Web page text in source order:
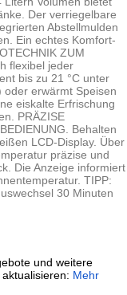
Der verriegelbare
Abstellmulden
Ein echtes Komfort-
ZUM
flexibel jeder
bis zu 21 °C unter
oder erwärmt Speisen
eiskalte Erfrischung
PRÄZISE
Behalten
LCD-Display. Über
präzise und
Die Anzeige informiert
TIPP:
30 Minuten
und weitere
Mehr